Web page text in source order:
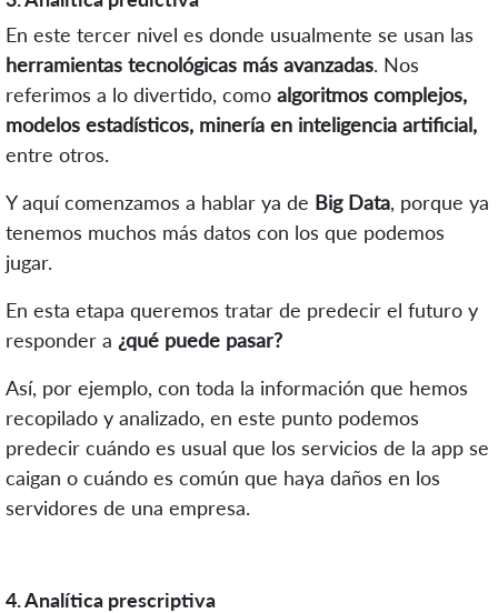
En este tercer nivel es donde usualmente se usan las
herramientas tecnológicas más avanzadas. Nos
referimos a lo divertido, como algoritmos complejos,
modelos estadísticos, minería en inteligencia artificial,
entre otros.
Y aquí comenzamos a hablar ya de Big Data, porque ya
tenemos muchos más datos con los que podemos
jugar.
En esta etapa queremos tratar de predecir el futuro y
responder a ¿qué puede pasar?
Así, por ejemplo, con toda la información que hemos
recopilado y analizado, en este punto podemos
predecir cuándo es usual que los servicios de la app se
caigan o cuándo es común que haya daños en los
servidores de una empresa.
4. Analítica prescriptiva